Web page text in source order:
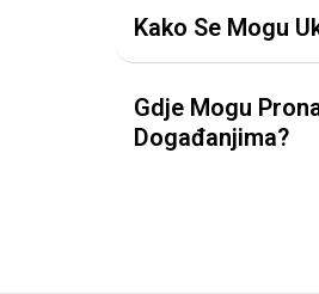
Kako Se Mogu
Gdje Mogu
Događanjima?